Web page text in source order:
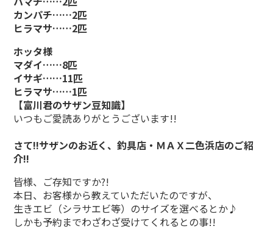
カンパチ……2匹
ヒラマサ……2匹
ホッタ様
マダイ……8匹
イサギ……11匹
ヒラマサ……1匹
【富川君のサザン豆知識】
いつもご愛読ありがとうございます!!
さて!!サザンのお近く、釣具店・ＭＡＸ二色浜店のご紹
介!!
皆様、ご存知ですか?!
本日、お客様から教えていただいたのですが、
生きエビ（シラサエビ等）のサイズを選べるとか♪
しかも予約までわざわざ受けてくれるとの事!!